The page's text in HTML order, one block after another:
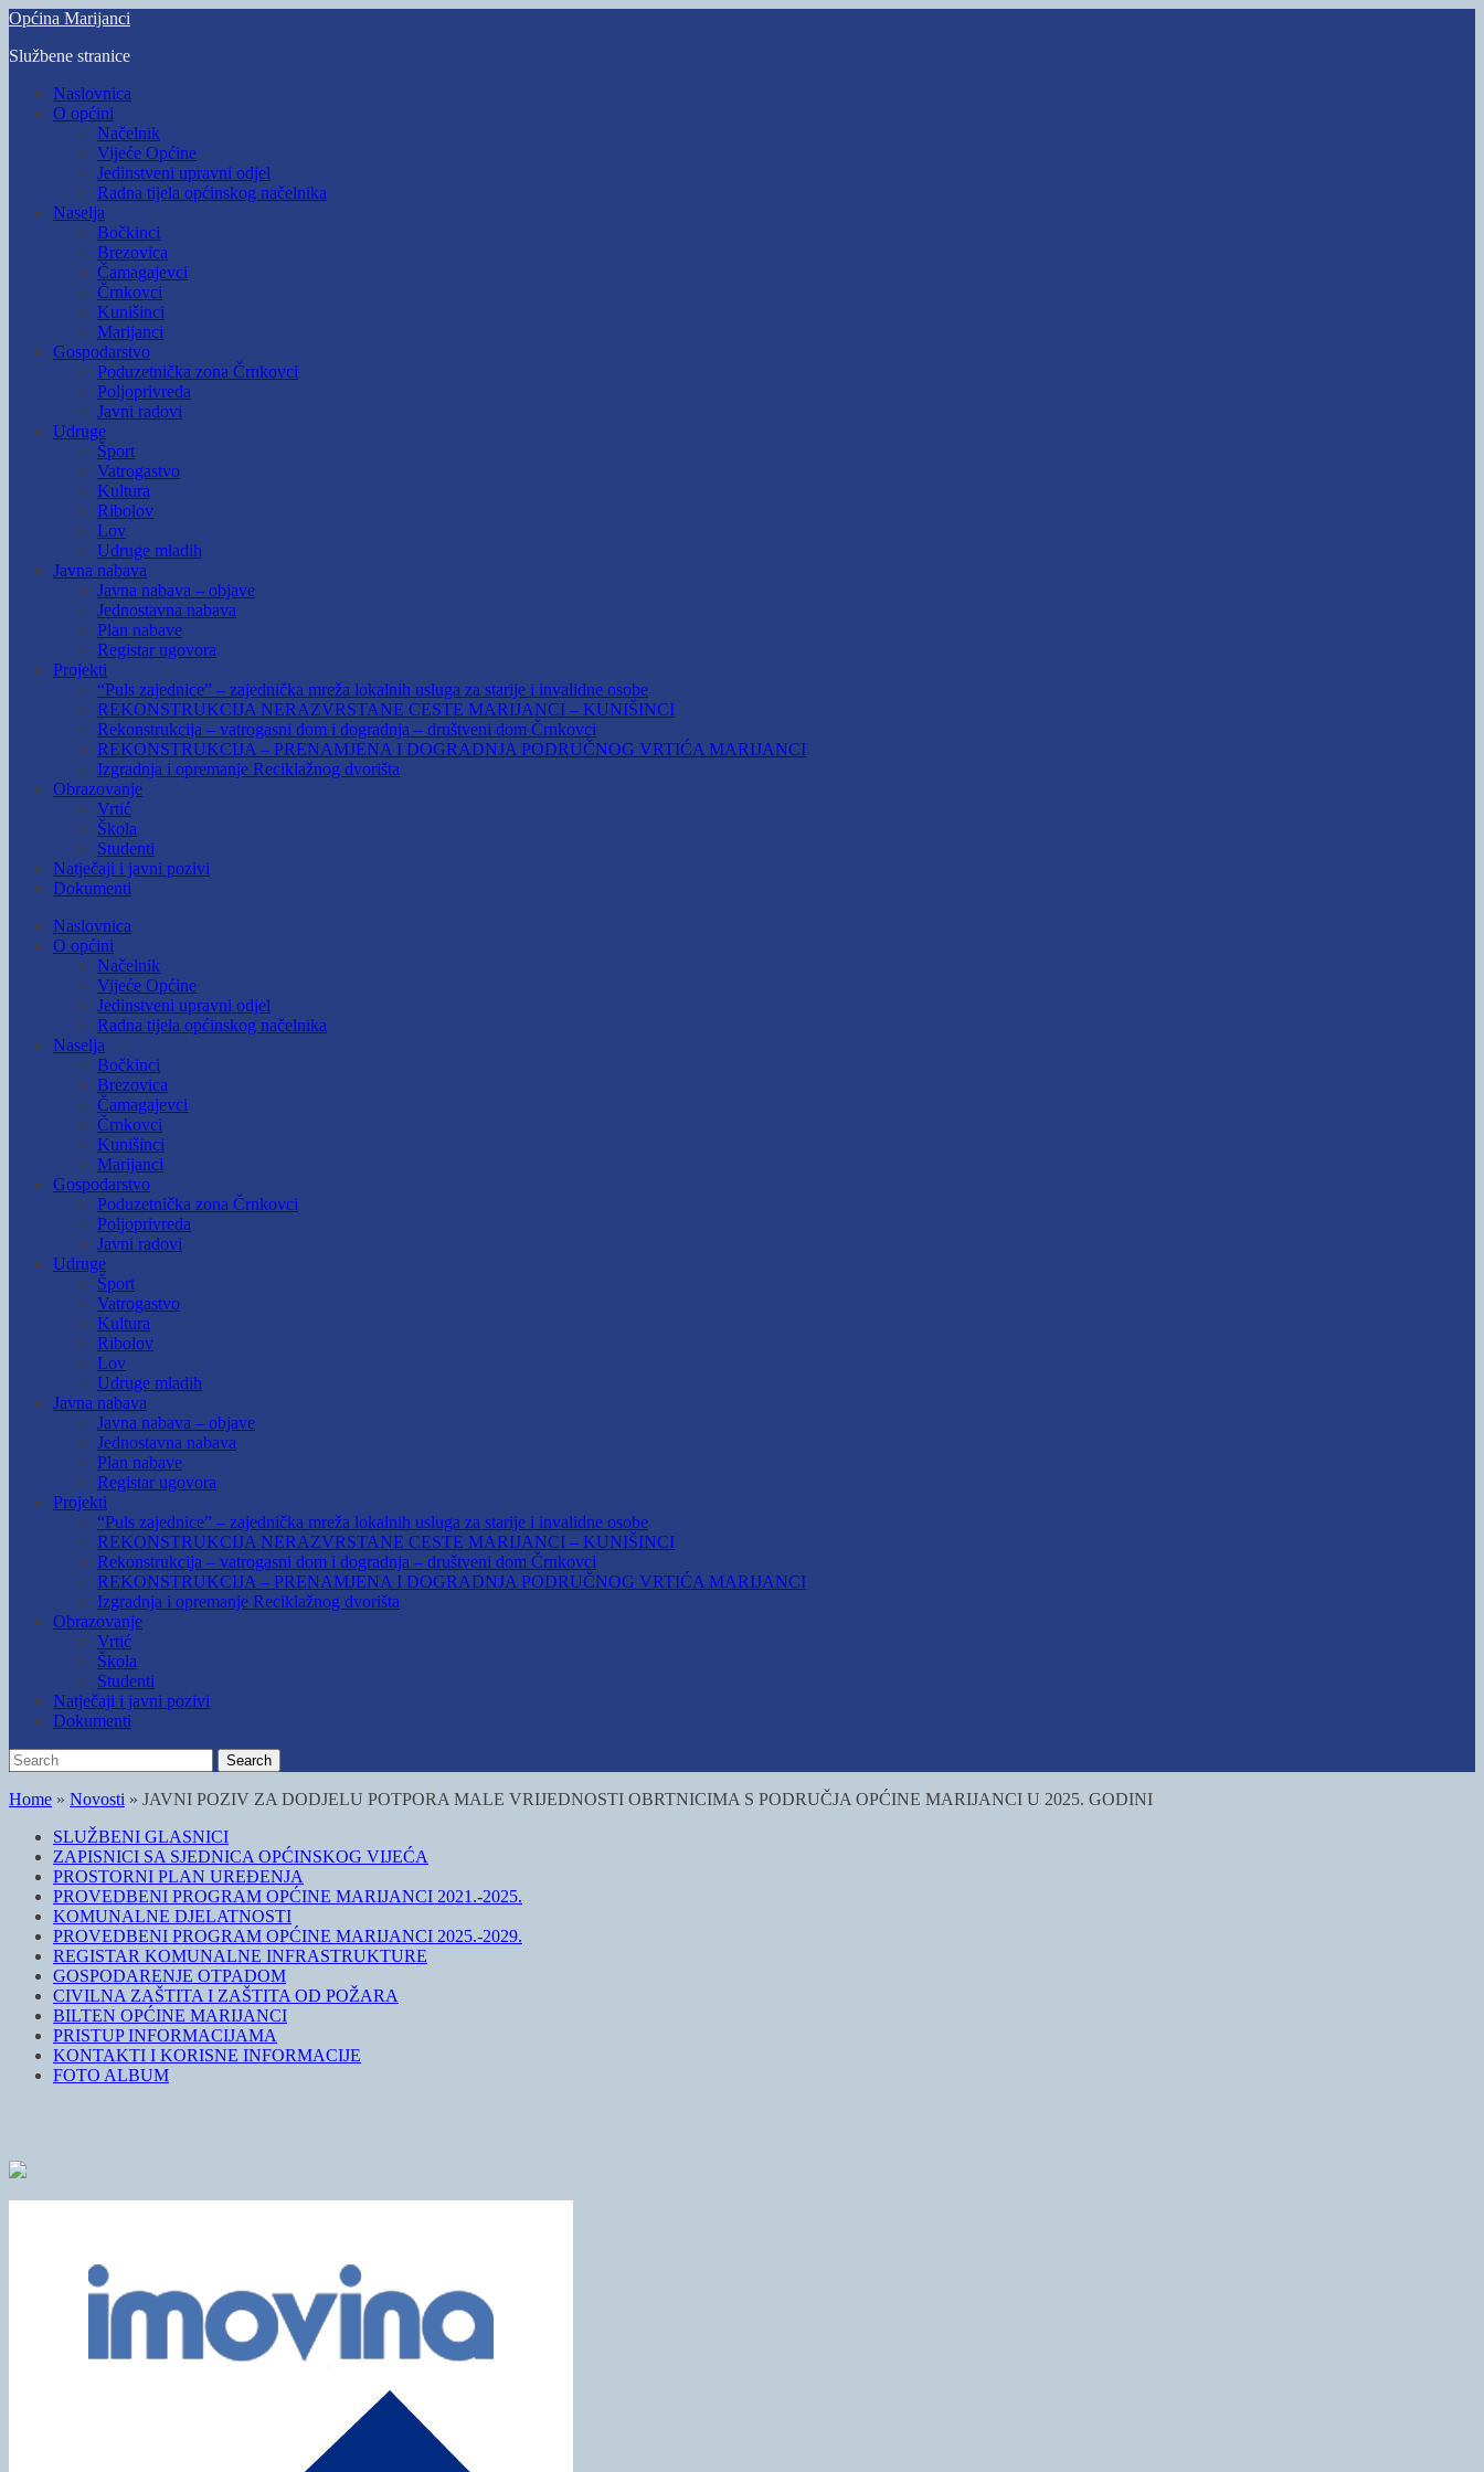
Skip
main
Općina Marijanci
Službene stranice
Toggle
mobile
Naslovnica
O općini
Načelnik
Vijeće Općine
Jedinstveni upravni odjel
Radna tijela općinskog načelnika
Naselja
Bočkinci
Brezovica
Čamagajevci
Črnkovci
Kunišinci
Marijanci
Gospodarstvo
Poduzetnička zona Črnkovci
Poljoprivreda
Javni radovi
Udruge
Šport
Vatrogastvo
Kultura
Ribolov
Lov
Udruge mladih
Javna nabava
Javna nabava – objave
Jednostavna nabava
Plan nabave
Registar ugovora
Projekti
“Puls zajednice” – zajednička mreža lokalnih usluga za starije i invalidne osobe
REKONSTRUKCIJA NERAZVRSTANE CESTE MARIJANCI – KUNIŠINCI
Rekonstrukcija – vatrogasni dom i dogradnja – društveni dom Črnkovci
REKONSTRUKCIJA – PRENAMJENA I DOGRADNJA PODRUČNOG VRTIĆA MARIJANCI
Izgradnja i opremanje Reciklažnog dvorišta
Obrazovanje
Vrtić
Škola
Studenti
Natječaji i javni pozivi
Dokumenti
Naslovnica
O općini
Načelnik
Vijeće Općine
Jedinstveni upravni odjel
Radna tijela općinskog načelnika
Naselja
Bočkinci
Brezovica
Čamagajevci
Črnkovci
Kunišinci
Marijanci
Gospodarstvo
Poduzetnička zona Črnkovci
Poljoprivreda
Javni radovi
Udruge
Šport
Vatrogastvo
Kultura
Ribolov
Lov
Udruge mladih
Javna nabava
Javna nabava – objave
Jednostavna nabava
Plan nabave
Registar ugovora
Projekti
“Puls zajednice” – zajednička mreža lokalnih usluga za starije i invalidne osobe
REKONSTRUKCIJA NERAZVRSTANE CESTE MARIJANCI – KUNIŠINCI
Rekonstrukcija – vatrogasni dom i dogradnja – društveni dom Črnkovci
REKONSTRUKCIJA – PRENAMJENA I DOGRADNJA PODRUČNOG VRTIĆA MARIJANCI
Izgradnja i opremanje Reciklažnog dvorišta
Obrazovanje
Vrtić
Škola
Studenti
Natječaji i javni pozivi
Dokumenti
Search
for:
Search
Home » Novosti » JAVNI POZIV ZA DODJELU POTPORA MALE VRIJEDNOSTI OBRTNICIMA S PODRUČJA OPĆINE MARIJANCI U 2025. GODINI
SLUŽBENI GLASNICI
ZAPISNICI SA SJEDNICA OPĆINSKOG VIJEĆA
PROSTORNI PLAN UREĐENJA
PROVEDBENI PROGRAM OPĆINE MARIJANCI 2021.-2025.
KOMUNALNE DJELATNOSTI
PROVEDBENI PROGRAM OPĆINE MARIJANCI 2025.-2029.
REGISTAR KOMUNALNE INFRASTRUKTURE
GOSPODARENJE OTPADOM
CIVILNA ZAŠTITA I ZAŠTITA OD POŽARA
BILTEN OPĆINE MARIJANCI
PRISTUP INFORMACIJAMA
KONTAKTI I KORISNE INFORMACIJE
FOTO ALBUM